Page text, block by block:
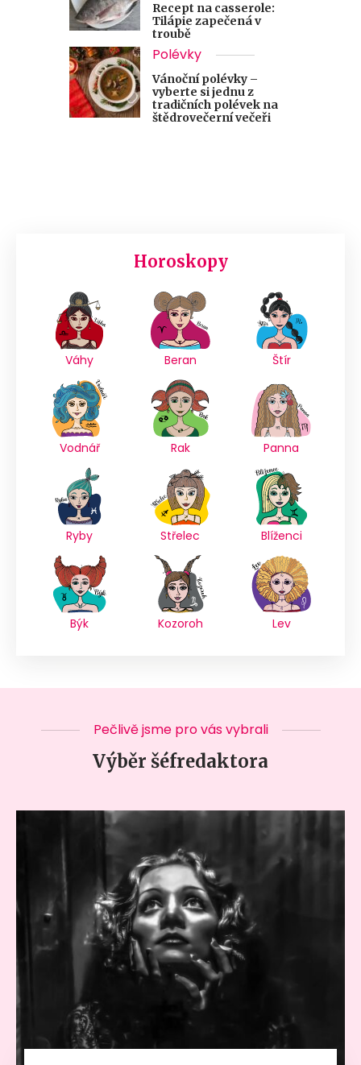
Recept na casserole:
Tilápie zapečená v
troubě
Polévky
Vánoční polévky –
vyberte si jednu z
tradičních polévek na
štědrovečerní večeři
Horoskopy
Váhy Beran Štír
Vodnář Rak Panna
Ryby Střelec Blíženci
Býk Kozoroh Lev
Pečlivě jsme pro vás vybrali
Výběr šéfredaktora